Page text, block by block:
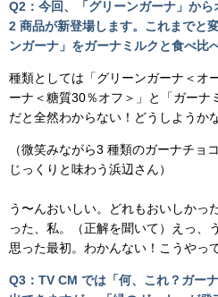
Q2：今回、「グリーンガーナ」か
2 商品が新登場します。これまでと
ンガーナ」をガーナミルクと食べ比
種類としては「グリーンガーナ＜オ
ーナ＜糖質30％オフ＞」と「ガーナ
だと全然わからない！どうしようか
（微笑みながら3 種類のガーナチョ
じっくりと味わう浜辺さん）
う〜んおいしい。どれもおいしかっ
った、私。（正解を聞いて）えっ、
思った最初。わかんない！こうやっ
Q3：TV CM では「何、これ？ガー